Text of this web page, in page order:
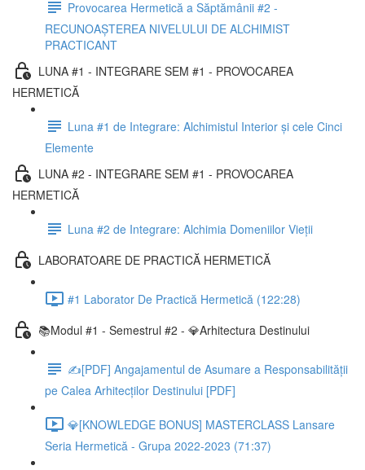
Provocarea Hermetică a Săptămânii #2 -
RECUNOAȘTEREA NIVELULUI DE ALCHIMIST
PRACTICANT
LUNA #1 - INTEGRARE SEM #1 - PROVOCAREA
HERMETICĂ
Luna #1 de Integrare: Alchimistul Interior și cele Cinci
Elemente
LUNA #2 - INTEGRARE SEM #1 - PROVOCAREA
HERMETICĂ
Luna #2 de Integrare: Alchimia Domeniilor Vieții
LABORATOARE DE PRACTICĂ HERMETICĂ
#1 Laborator De Practică Hermetică (122:28)
📚Modul #1 - Semestrul #2 - 💎Arhitectura Destinului
✍️[PDF] Angajamentul de Asumare a Responsabilității
pe Calea Arhitecților Destinului [PDF]
💎[KNOWLEDGE BONUS] MASTERCLASS Lansare
Seria Hermetică - Grupa 2022-2023 (71:37)